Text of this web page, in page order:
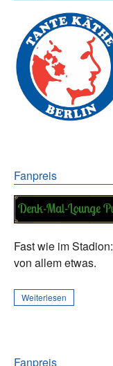
Fanpreis
Fast wie im
von allem etwas.
Weiterlesen
Fanpreis